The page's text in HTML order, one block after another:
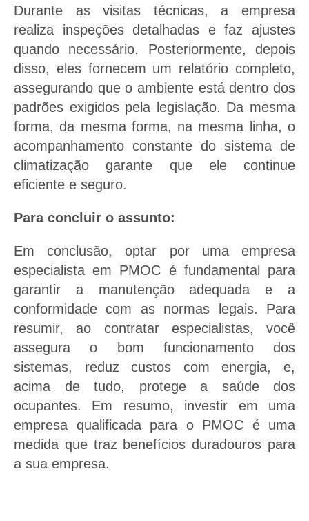
Durante as visitas técnicas, a empresa
realiza inspeções detalhadas e faz ajustes
quando necessário. Posteriormente, depois
disso, eles fornecem um relatório completo,
assegurando que o ambiente está dentro dos
padrões exigidos pela legislação. Da mesma
forma, da mesma forma, na mesma linha, o
acompanhamento constante do sistema de
climatização garante que ele continue
eficiente e seguro.
Para concluir o assunto:
Em conclusão, optar por uma empresa
especialista em PMOC é fundamental para
garantir a manutenção adequada e a
conformidade com as normas legais. Para
resumir, ao contratar especialistas, você
assegura o bom funcionamento dos
sistemas, reduz custos com energia, e,
acima de tudo, protege a saúde dos
ocupantes. Em resumo, investir em uma
empresa qualificada para o PMOC é uma
medida que traz benefícios duradouros para
a sua empresa.